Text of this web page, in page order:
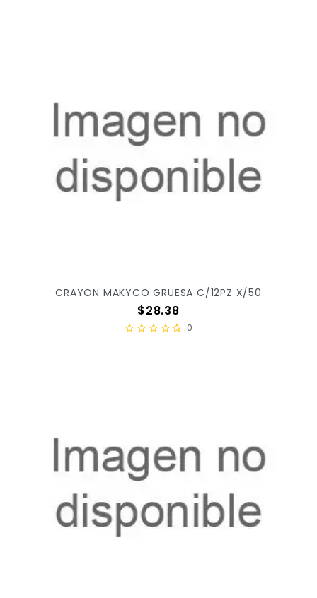
CRAYON MAKYCO GRUESA C/12PZ X/50
Precio
$28.38
0